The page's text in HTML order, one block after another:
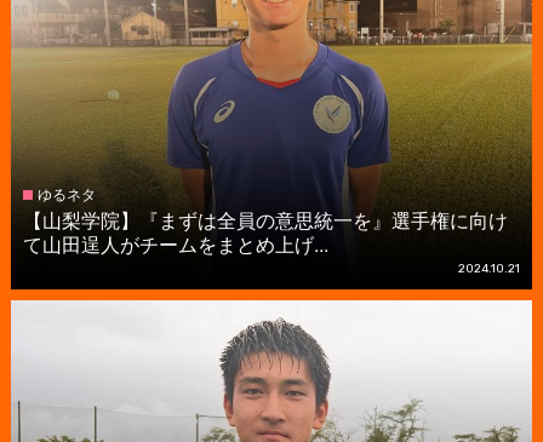
ゆるネタ
【山梨学院】『まずは全員の意思統一を』選手権に向け
て山田逞人がチームをまとめ上げ...
2024.10.21